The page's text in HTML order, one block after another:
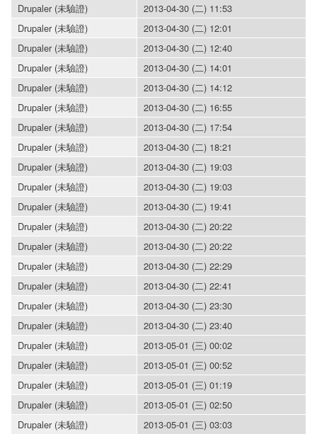
Drupaler (未驗證)
2013-04-30 (二) 11:53
Drupaler (未驗證)
2013-04-30 (二) 12:01
Drupaler (未驗證)
2013-04-30 (二) 12:40
Drupaler (未驗證)
2013-04-30 (二) 14:01
Drupaler (未驗證)
2013-04-30 (二) 14:12
Drupaler (未驗證)
2013-04-30 (二) 16:55
Drupaler (未驗證)
2013-04-30 (二) 17:54
Drupaler (未驗證)
2013-04-30 (二) 18:21
Drupaler (未驗證)
2013-04-30 (二) 19:03
Drupaler (未驗證)
2013-04-30 (二) 19:03
Drupaler (未驗證)
2013-04-30 (二) 19:41
Drupaler (未驗證)
2013-04-30 (二) 20:22
Drupaler (未驗證)
2013-04-30 (二) 20:22
Drupaler (未驗證)
2013-04-30 (二) 22:29
Drupaler (未驗證)
2013-04-30 (二) 22:41
Drupaler (未驗證)
2013-04-30 (二) 23:30
Drupaler (未驗證)
2013-04-30 (二) 23:40
Drupaler (未驗證)
2013-05-01 (三) 00:02
Drupaler (未驗證)
2013-05-01 (三) 00:52
Drupaler (未驗證)
2013-05-01 (三) 01:19
Drupaler (未驗證)
2013-05-01 (三) 02:50
Drupaler (未驗證)
2013-05-01 (三) 03:03